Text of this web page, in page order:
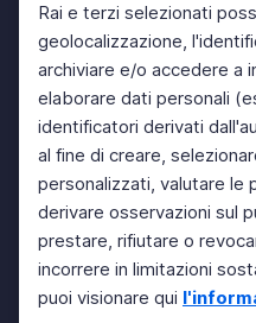
Rai e terzi selezionati
geolocalizzazione,
archiviare e/o accedere a
elaborare dati personali
identificatori derivati
al fine di creare,
personalizzati, valutare le
derivare osservazioni sul
prestare, rifiutare o
incorrere in limitazioni
puoi visionare qui